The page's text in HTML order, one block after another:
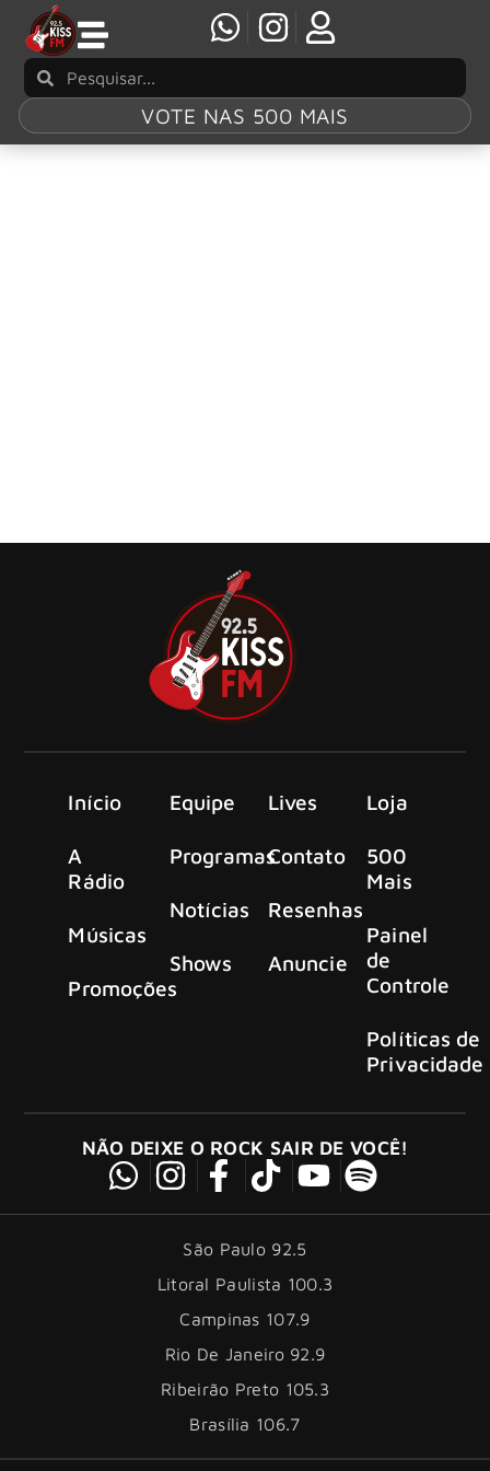
VOTE NAS 500 MAIS
Início
A
Rádio
Músicas
Promoções
Equipe
Programas
Notícias
Shows
Lives
Contato
Resenhas
Anuncie
Loja
500
Mais
Painel
de
Controle
Políticas de
Privacidade
NÃO DEIXE O ROCK SAIR DE VOCÊ!
São Paulo 92.5
Litoral Paulista 100.3
Campinas 107.9
Rio De Janeiro 92.9
Ribeirão Preto 105.3
Brasília 106.7